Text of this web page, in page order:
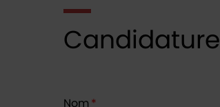
Candidature
Nom *